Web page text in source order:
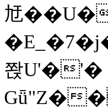
㝼��U�
쫝U'�'�
Gǖ"Z�